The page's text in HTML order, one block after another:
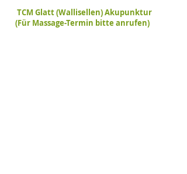
TCM Glatt (Wallisellen) Akupunktur
(Für Massage-Termin bitte anrufen)